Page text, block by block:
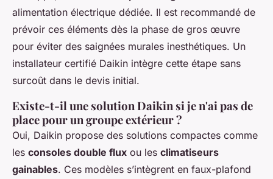
alimentation électrique dédiée. Il est recommandé de
prévoir ces éléments dès la phase de gros œuvre
pour éviter des saignées murales inesthétiques. Un
installateur certifié Daikin intègre cette étape sans
surcoût dans le devis initial.
Existe-t-il une solution Daikin si je n'ai pas de
place pour un groupe extérieur ?
Oui, Daikin propose des solutions compactes comme
les consoles double flux ou les climatiseurs
gainables. Ces modèles s’intègrent en faux-plafond